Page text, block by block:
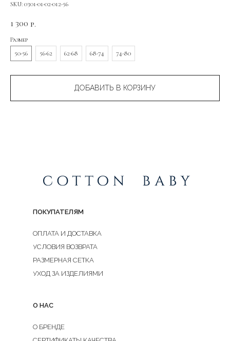
SKU: 0301-01-02-012-56
1 300 р.
Размер
50-56
56-62 62-68 68-74 74-80
ДОБАВИТЬ В КОРЗИНУ
ПОКУПАТЕЛЯМ
ОПЛАТА И ДОСТАВКА
УСЛОВИЯ ВОЗВРАТА
РАЗМЕРНАЯ СЕТКА
УХОД ЗА ИЗДЕЛИЯМИ
О БРЕНДЕ
О НАС